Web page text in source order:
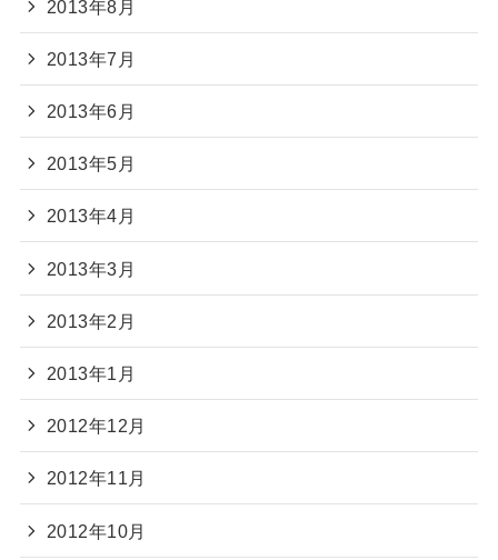
2013年8月
2013年7月
2013年6月
2013年5月
2013年4月
2013年3月
2013年2月
2013年1月
2012年12月
2012年11月
2012年10月